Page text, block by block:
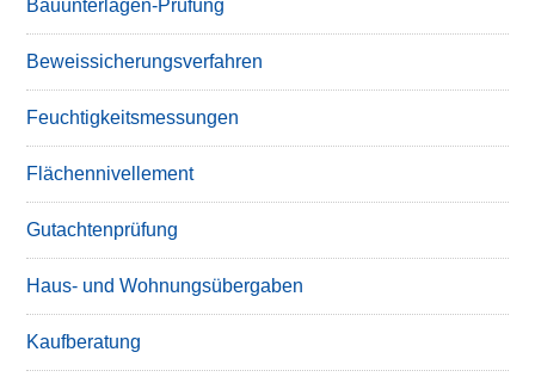
Bauunterlagen-Prüfung
Beweissicherungsverfahren
Feuchtigkeitsmessungen
Flächennivellement
Gutachtenprüfung
Haus- und Wohnungsübergaben
Kaufberatung